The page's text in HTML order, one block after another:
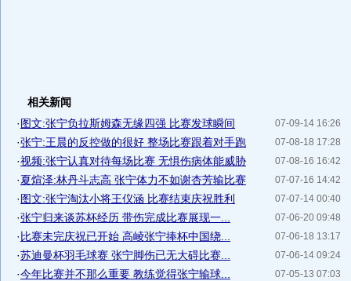
相关新闻
07-09-14 16:26
·图文:张宁负拉斯姆森无缘四强 比赛发球瞬间
07-08-18 17:28
·张宁:王晨的反控做的很好 整场比赛跟着对手跑
07-08-16 16:42
·视频:张宁认真对待每场比赛 无惧伤病体能威胁
07-07-16 14:42
·夏煊泽:林丹斗志高 张宁体力不如谢杏芳输比赛
07-07-14 00:40
·图文:张宁淘汰小将王仪涵 比赛结束庆祝胜利
07-06-20 09:48
·张宁归来谈苏杯经历 带伤完成比赛展现一...
07-06-18 13:17
· 比赛未完庆祝已开始 高崚张宁捧杯中国绕...
07-06-14 09:24
·苏迪曼杯羽毛球赛 张宁脚伤已无大碍比赛...
07-05-13 07:03
·今年比赛并不那么重要 教练觉得张宁输球...